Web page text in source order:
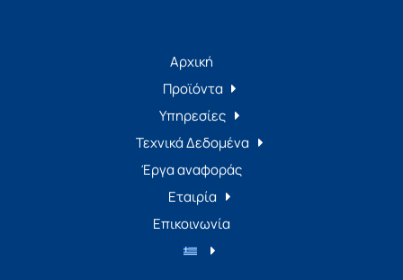
Αρχική
Προϊόντα
Υπηρεσίες
Τεχνικά Δεδομένα
Έργα αναφοράς
Εταιρία
Επικοινωνία